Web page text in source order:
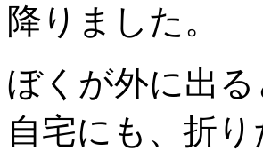
降りました。
ぼくが外に出
自宅にも、折